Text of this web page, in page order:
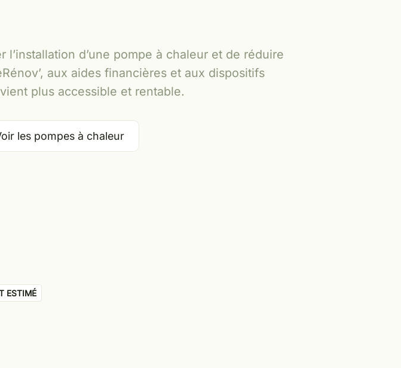
d’une pompe à chaleur et de réduire
aux aides financières et aux dispositifs
plus accessible et rentable.
les pompes à chaleur
ESTIMÉ